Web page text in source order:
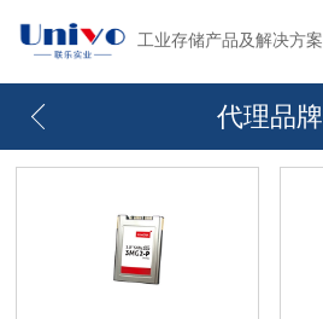
工业存储产品及解决方案
代理品牌